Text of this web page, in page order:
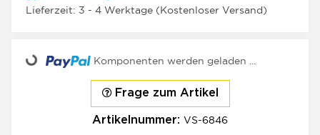
Lieferzeit: 3 - 4 Werktage (Kostenloser Versand)
Loading... Komponenten werden geladen ...
Frage zum Artikel
Artikelnummer: VS-6846